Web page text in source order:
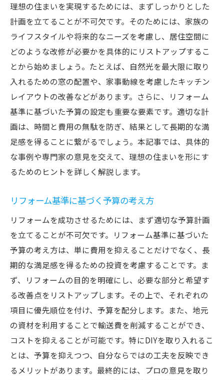
予算オーバーを防ぐ基準の活用
専門家の助言を得るための基準
実績と評判のある業者選びの基準
リフォーム基準を知って長期的な満足感を得る
長期使用を見据えた基準設定の重要性
リフォーム後の満足感を高める基準とは
リフォーム基準がもたらす価値の向上
将来的なメンテナンスを考えた基準
基準に基づくリフォームの保険適用
ライフスタイル変化に対応するリフォーム
プロが教えるリフォームの基本基準と成功の秘
プロが重視するリフォーム基準のポイント
成功するリフォーム基準の見極め方
基準に基づくプロジェクト管理の方法
リフォームを成功に導くプロのアプローチ
基準に沿ったトラブルシューティング
プロとのコミュニケーションをスムーズに
する基準
リフォーム基準を理解して住まいを快適に変え
理想の住まいを実現するためには、まずしっかりとした
計画を立てることが不可欠です。そのためには、家族の
ライフスタイルや将来的なニーズを考慮し、居住空間に
どのような改修が必要かを具体的にリストアップするこ
とから始めましょう。たとえば、自然光を最大限に取り
入れるための窓の配置や、家事動線を考慮したキッチン
レイアウトの改善などがあります。さらに、リフォーム
基準に基づいた予算の設定も重要な要素です。適切な計
画は、時間と費用の無駄を防ぎ、結果として長期的な満
足感を得ることに繋がるでしょう。本記事では、具体的
な事例や専門家の意見を交えて、理想の住まいを形にす
るためのヒントを詳しく解説します。
リフォーム基準に基づく予算の考え方
リフォームを成功させるためには、まず適切な予算計画
を立てることが不可欠です。リフォーム基準に基づいた
予算の考え方は、単に費用を抑えることだけでなく、長
期的な満足感を得るための投資を考慮することです。ま
ず、リフォームの目的を明確にし、必要な部分と希望す
る改善点をリストアップします。その上で、それぞれの
項目に優先順位を付け、予算を配分します。また、地元
の資材を利用することで輸送費を削減することができ、
コストを抑えることが可能です。特にDIYを取り入れるこ
とは、予算を抑えつつ、自分ならではの工夫を反映でき
るメリットがあります。最終的には、プロの意見を取り